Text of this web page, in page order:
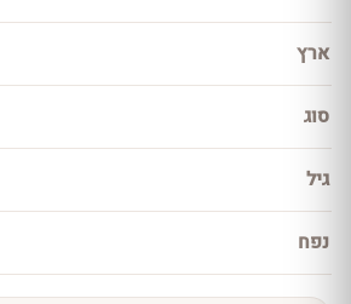
ארץ
סוג
גיל
נפח